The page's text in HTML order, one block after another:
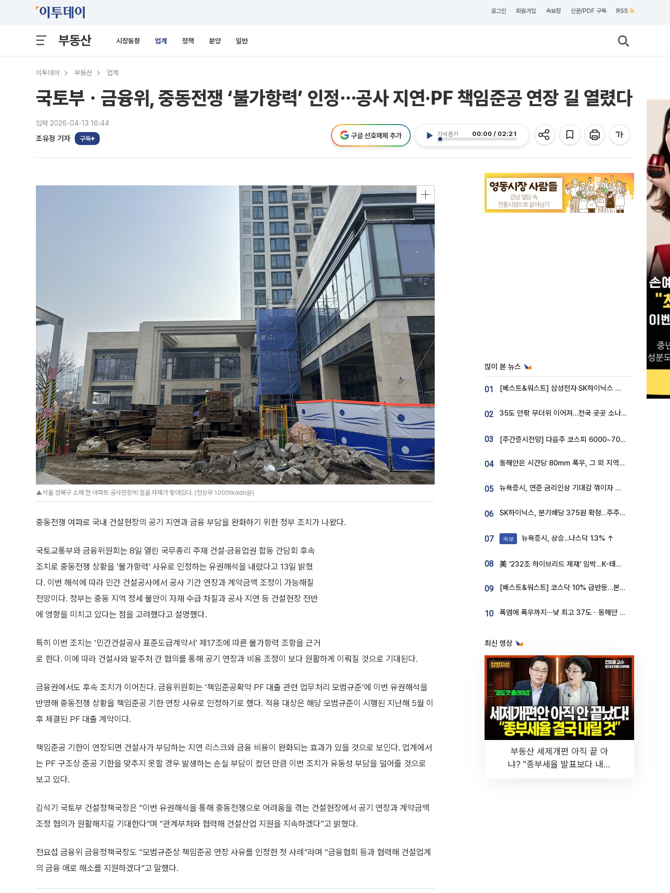
로그인 회원가입 속보창 신문/PDF 구독 RSS
부동산 시장동향 업계 정책 분양 일반
이투데이 부동산 업계
국토부ㆍ금융위, 중동전쟁 ‘불가항력’ 인정⋯공사 지연·PF 책임준공 연장 길 열렸다
입력 2026-04-13 16:44
조유정 기자 구독
기사 듣기 00:00 / 02:21
구글 선호매체 추가
▲서울 성북구 소재 한 아파트 공사현장에 철골 자재가 쌓여있다. (천상우 1000tkddn@)
중동전쟁 여파로 국내 건설현장의 공기 지연과 금융 부담을 완화하기 위한 정부 조치가 나왔다.
국토교통부와 금융위원회는 8일 열린 국무총리 주재 건설·금융업권 합동 간담회 후속
조치로 중동전쟁 상황을 ‘불가항력’ 사유로 인정하는 유권해석을 내렸다고 13일 밝혔
다. 이번 해석에 따라 민간 건설공사에서 공사 기간 연장과 계약금액 조정이 가능해질
전망이다. 정부는 중동 지역 정세 불안이 자재 수급 차질과 공사 지연 등 건설현장 전반
에 영향을 미치고 있다는 점을 고려했다고 설명했다.
특히 이번 조치는 ‘민간건설공사 표준도급계약서’ 제17조에 따른 불가항력 조항을 근거
로 한다. 이에 따라 건설사와 발주처 간 협의를 통해 공기 연장과 비용 조정이 보다 원활하게 이뤄질 것으로 기대된다.
금융권에서도 후속 조치가 이어진다. 금융위원회는 ‘책임준공확약 PF 대출 관련 업무처리 모범규준’에 이번 유권해석을
반영해 중동전쟁 상황을 책임준공 기한 연장 사유로 인정하기로 했다. 적용 대상은 해당 모범규준이 시행된 지난해 5월 이
후 체결된 PF 대출 계약이다.
책임준공 기한이 연장되면 건설사가 부담하는 지연 리스크와 금융 비용이 완화되는 효과가 있을 것으로 보인다. 업계에서
는 PF 구조상 준공 기한을 맞추지 못할 경우 발생하는 손실 부담이 컸던 만큼 이번 조치가 유동성 부담을 덜어줄 것으로
보고 있다.
김석기 국토부 건설정책국장은 “이번 유권해석을 통해 중동전쟁으로 어려움을 겪는 건설현장에서 공기 연장과 계약금액
조정 협의가 원활해지길 기대한다”며 “관계부처와 협력해 건설산업 지원을 지속하겠다”고 밝혔다.
전요섭 금융위 금융정책국장도 “모범규준상 책임준공 연장 사유를 인정한 첫 사례”라며 “금융협회 등과 협력해 건설업계
의 금융 애로 해소를 지원하겠다”고 말했다.
많이 본 뉴스
01 [베스트&워스트] 삼성전자·SK하이닉스 밀린 한 주…상상인증권은 85% 급등
02 35도 안팎 무더위 이어져…전국 곳곳 소나기 [오늘 날씨]
03 [주간증시전망] 다음주 코스피 6000~7000⋯“外人 수급은 정책이 변수”
04 동해안은 시간당 80㎜ 폭우, 그 외 지역은 폭염…‘극과 극 날씨’
05 뉴욕증시, 연준 금리인상 기대감 꺾이자 상승...S&P500 사상 최고치 [종합]
06 SK하이닉스, 분기배당 375원 확정…주주환원책 9월로 앞당겨 발표
07 속보 뉴욕증시, 상승...나스닥 1.3% ↑
08 美 ‘232조 하이브리드 제재’ 임박…K-태양광, 불확실성 털고 날개 다나
09 [베스트&워스트] 코스닥 10% 급반등…본느, 최대주주 변경 기대에 270% 폭등
10 폭염에 폭우까지⋯낮 최고 37도ㆍ동해안 강한 비 [날씨]
최신 영상
부동산 세제개편 아직 끝 아
냐? "종부세율 발표보다 내릴